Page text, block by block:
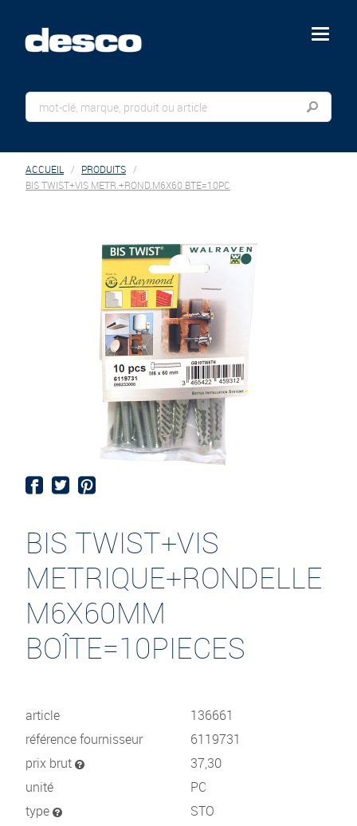
menu
ACCUEIL
PRODUITS
BIS TWIST+VIS METR.+ROND.M6X60 BTE=10PC
BIS TWIST+VIS
METRIQUE+RONDELLE
M6X60MM
BOÎTE=10PIECES
article
136661
référence fournisseur
6119731
prix brut
37,30
unité
PC
type
STO